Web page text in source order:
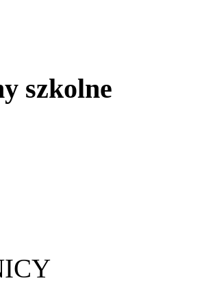
szkolne